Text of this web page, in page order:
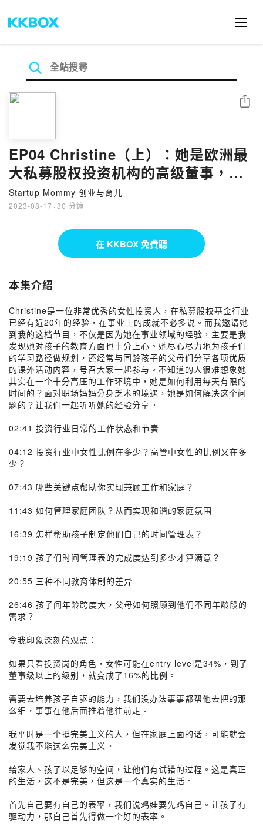
EP04 Christine（上）：她是欧洲最
大私募股权投资机构的高级董事，又
同时是三位孩子的妈妈，她如何管理
有限的时间？
Startup Mommy 创业与育儿
2023-08-17 · 30 分鐘
分享
在 KKBOX 免費聽
本集介紹
Christine是一位非常优秀的女性投资人，在私募股权基金行业
已经有近20年的经验，在事业上的成就不必多说。而我邀请她
到我的这档节目，不仅是因为她在事业领域的经验，主要是我
发现她对孩子的教育方面也十分上心。她尽心尽力地为孩子们
的学习路径做规划，还经常与同龄孩子的父母们分享各项优质
的课外活动内容，号召大家一起参与。不知道的人很难想象她
其实在一个十分高压的工作环境中，她是如何利用每天有限的
时间的？面对职场妈妈分身乏术的境遇，她是如何解决这个问
题的？让我们一起听听她的经验分享。
02:41 投资行业日常的工作状态和节奏
04:12 投资行业中女性比例在多少？高管中女性的比例又在多
少？
07:43 哪些关键点帮助你实现兼顾工作和家庭？
11:43 如何管理家庭团队？从而实现和谐的家庭氛围
16:39 怎样帮助孩子制定他们自己的时间管理表？
19:19 孩子们时间管理表的完成度达到多少才算满意？
20:55 三种不同教育体制的差异
26:46 孩子间年龄跨度大，父母如何照顾到他们不同年龄段的
需求？
令我印象深刻的观点：
如果只看投资岗的角色，女性可能在entry level是34%，到了
董事级以上的级别，就变成了16%的比例。
需要去培养孩子自驱的能力，我们没办法事事都帮他去把的那
么细，事事在他后面推着他往前走。
我平时是一个挺完美主义的人，但在家庭上面的话，可能就会
发觉我不能这么完美主义。
给家人、孩子以足够的空间，让他们有试错的过程。这是真正
的生活，这不是完美，但这是一个真实的生活。
首先自己要有自己的表率，我们说鸡娃要先鸡自己。让孩子有
驱动力，那自己首先得做一个好的表率。